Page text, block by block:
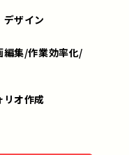
デザイン
編集/作業効率化/
リオ作成